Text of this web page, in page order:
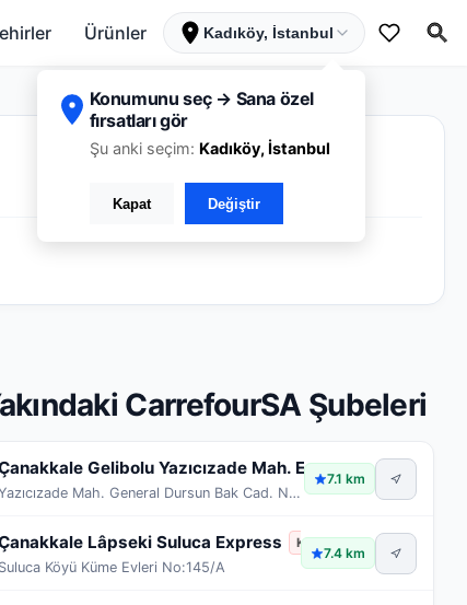
Ürünler Kadıköy, İstanbul
Konumunu seç → Sana özel
fırsatları gör
Şu anki seçim: Kadıköy, İstanbul
Kapat Değiştir
CarrefourSA Şubeleri
Gelibolu Yazıcızade Mah. Expre Kapalı
Yazıcızade Mah. General Dursun Bak Cad. No:31
7.1 km
Lâpseki Suluca Express Kapalı
Suluca Köyü Küme Evleri No:145/A
7.4 km